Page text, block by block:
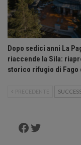
Dopo sedici anni La
riaccende la Sila:
storico rifugio di Fago
PRECEDENTE
Facebook
Twitter